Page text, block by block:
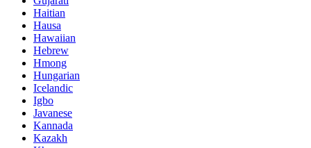
Haitian
Hausa
Hawaiian
Hebrew
Hmong
Hungarian
Icelandic
Igbo
Javanese
Kannada
Kazakh